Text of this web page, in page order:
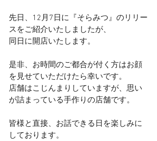
先日、12月7日に『そらみつ』のリリー
スをご紹介いたしましたが、
同日に開店いたします。
是非、お時間のご都合が付く方はお顔
を見せていただけたら幸いです。
店舗はこじんまりしていますが、思い
が詰まっている手作りの店舗です。
皆様と直接、お話できる日を楽しみに
しております。